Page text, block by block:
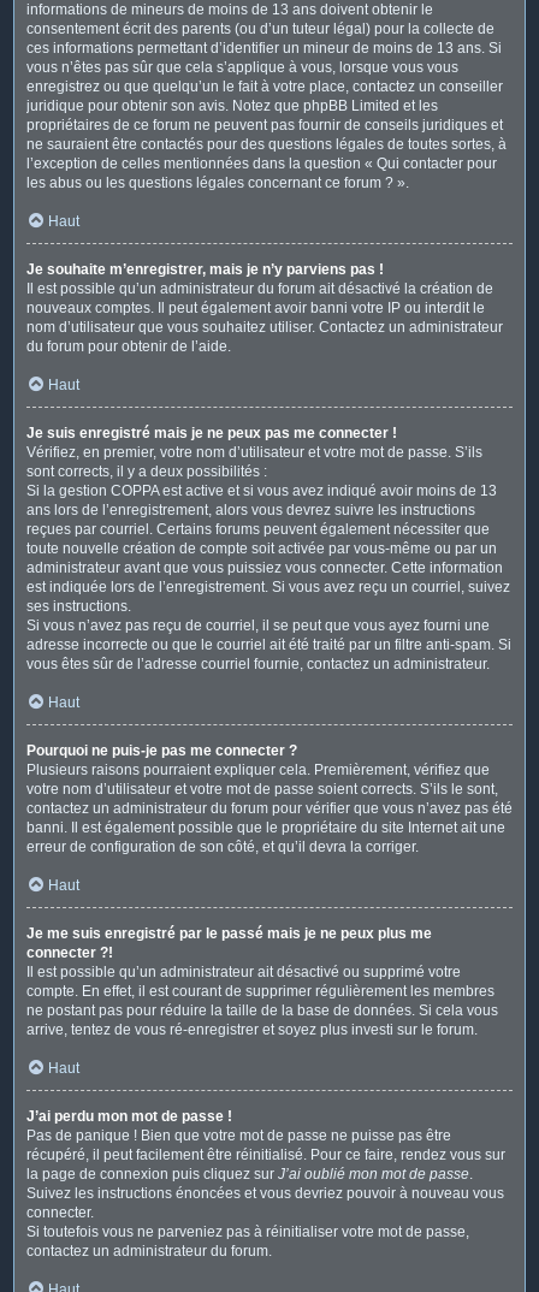
informations de mineurs de moins de 13 ans doivent obtenir le
consentement écrit des parents (ou d’un tuteur légal) pour la collecte de
ces informations permettant d’identifier un mineur de moins de 13 ans. Si
vous n’êtes pas sûr que cela s’applique à vous, lorsque vous vous
enregistrez ou que quelqu’un le fait à votre place, contactez un conseiller
juridique pour obtenir son avis. Notez que phpBB Limited et les
propriétaires de ce forum ne peuvent pas fournir de conseils juridiques et
ne sauraient être contactés pour des questions légales de toutes sortes, à
l’exception de celles mentionnées dans la question « Qui contacter pour
les abus ou les questions légales concernant ce forum ? ».
Haut
Je souhaite m’enregistrer, mais je n’y parviens pas !
Il est possible qu’un administrateur du forum ait désactivé la création de
nouveaux comptes. Il peut également avoir banni votre IP ou interdit le
nom d’utilisateur que vous souhaitez utiliser. Contactez un administrateur
du forum pour obtenir de l’aide.
Haut
Je suis enregistré mais je ne peux pas me connecter !
Vérifiez, en premier, votre nom d’utilisateur et votre mot de passe. S’ils
sont corrects, il y a deux possibilités :
Si la gestion COPPA est active et si vous avez indiqué avoir moins de 13
ans lors de l’enregistrement, alors vous devrez suivre les instructions
reçues par courriel. Certains forums peuvent également nécessiter que
toute nouvelle création de compte soit activée par vous-même ou par un
administrateur avant que vous puissiez vous connecter. Cette information
est indiquée lors de l’enregistrement. Si vous avez reçu un courriel, suivez
ses instructions.
Si vous n’avez pas reçu de courriel, il se peut que vous ayez fourni une
adresse incorrecte ou que le courriel ait été traité par un filtre anti-spam. Si
vous êtes sûr de l’adresse courriel fournie, contactez un administrateur.
Haut
Pourquoi ne puis-je pas me connecter ?
Plusieurs raisons pourraient expliquer cela. Premièrement, vérifiez que
votre nom d’utilisateur et votre mot de passe soient corrects. S’ils le sont,
contactez un administrateur du forum pour vérifier que vous n’avez pas été
banni. Il est également possible que le propriétaire du site Internet ait une
erreur de configuration de son côté, et qu’il devra la corriger.
Haut
Je me suis enregistré par le passé mais je ne peux plus me
connecter ?!
Il est possible qu’un administrateur ait désactivé ou supprimé votre
compte. En effet, il est courant de supprimer régulièrement les membres
ne postant pas pour réduire la taille de la base de données. Si cela vous
arrive, tentez de vous ré-enregistrer et soyez plus investi sur le forum.
Haut
J’ai perdu mon mot de passe !
Pas de panique ! Bien que votre mot de passe ne puisse pas être
récupéré, il peut facilement être réinitialisé. Pour ce faire, rendez vous sur
la page de connexion puis cliquez sur J’ai oublié mon mot de passe.
Suivez les instructions énoncées et vous devriez pouvoir à nouveau vous
connecter.
Si toutefois vous ne parveniez pas à réinitialiser votre mot de passe,
contactez un administrateur du forum.